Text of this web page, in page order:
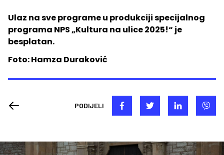
Ulaz na sve programe u produkciji specijalnog
programa NPS „Kultura na ulice 2025!“ je
besplatan.
Foto: Hamza Duraković
PODIJELI